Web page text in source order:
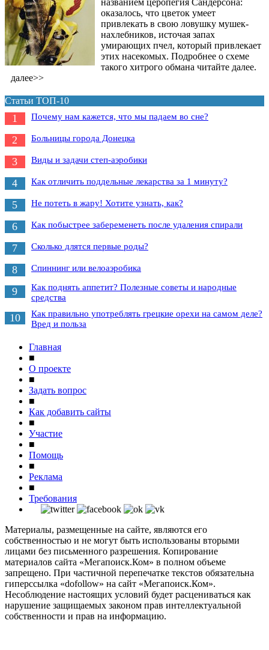
оказалось, что цветок умеет
привлекать в свою ловушку мушек-
нахлебников, источая запах
умирающих пчел, который привлекает
этих насекомых. Подробнее о схеме
такого хитрого обмана читайте далее.
далее>>
Статьи ТОП-10
1 Почему нам кажется, что мы падаем во сне?
2 Больницы города Донецка
3 Виды и задачи степ-аэробики
4 Как отличить поддельные лекарства за 1 минуту?
5 Не потеть в жару! Хотите узнать, как?
6 Как побыстрее забеременеть после удаления спирали
7 Сколько длятся первые роды?
8 Спиннинг или велоаэробика
9
Как поднять аппетит? Полезные советы и народные
средства
10
Как правильно употреблять грецкие орехи на самом деле?
Вред и польза
Главная
■
О проекте
■
Задать вопрос
■
Как добавить сайты
■
Участие
■
Помощь
■
Реклама
■
Требования
Материалы, размещенные на сайте, являются его
собственностью и не могут быть использованы вторыми
лицами без письменного разрешения. Копирование
материалов сайта «Мегапоиск.Ком» в полном объеме
запрещено. При частичной перепечатке текстов обязательна
гиперссылка «dofollow» на сайт «Мегапоиск.Ком».
Несоблюдение настоящих условий будет расцениваться как
нарушение защищаемых законом прав интеллектуальной
собственности и прав на информацию.